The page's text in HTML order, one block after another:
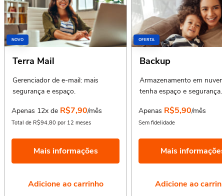
NOVO
Terra Mail
Gerenciador de e-mail: mais
segurança e espaço.
Apenas 12x de R$7,90/mês
Total de R$94,80 por 12 meses
Mais informações
Adicione ao carrinho
OFERTA
Backup
Armazenamento em
tenha espaço e segurança.
Apenas R$5,90/mês
Sem fidelidade
Mais
Adicione ao